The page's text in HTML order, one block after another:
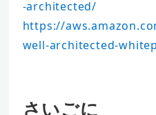
-architected/
https://
well-architected-
さいごに